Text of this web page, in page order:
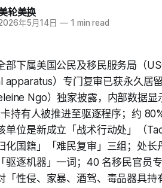
轮美换
年5月14日 — 1 min read
部下属美国公民及移民服务局（
apparatus）专门复审已获永久居
Ngo）独家披露，内部数据
持有人被推进至驱逐程序；约
单位是新成立「战术行动处」（
化国籍」「难民复审」三组；处
驱逐机器」一词；40 名移民官员
「性侵、家暴、酒驾、毒品器具